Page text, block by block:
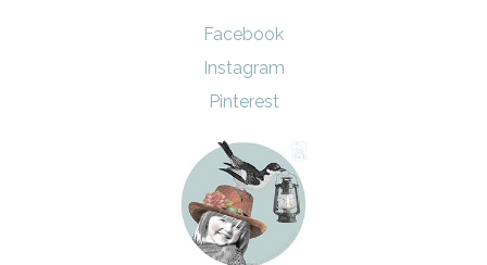
Facebook
Instagram
Pinterest